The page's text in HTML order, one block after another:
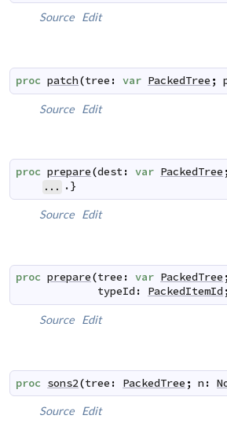
Source Edit
proc patch(tree : var PackedTree ;
Source Edit
proc prepare(dest: var PackedTree ;
... .}
Source Edit
proc prepare(tree : var PackedTree ;
typeId : PackedItemId ;
Source Edit
proc sons2(tree : PackedTree ; n :
Source Edit